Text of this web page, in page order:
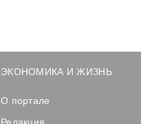
ЭКОНОМИКА И ЖИЗНЬ
О портале